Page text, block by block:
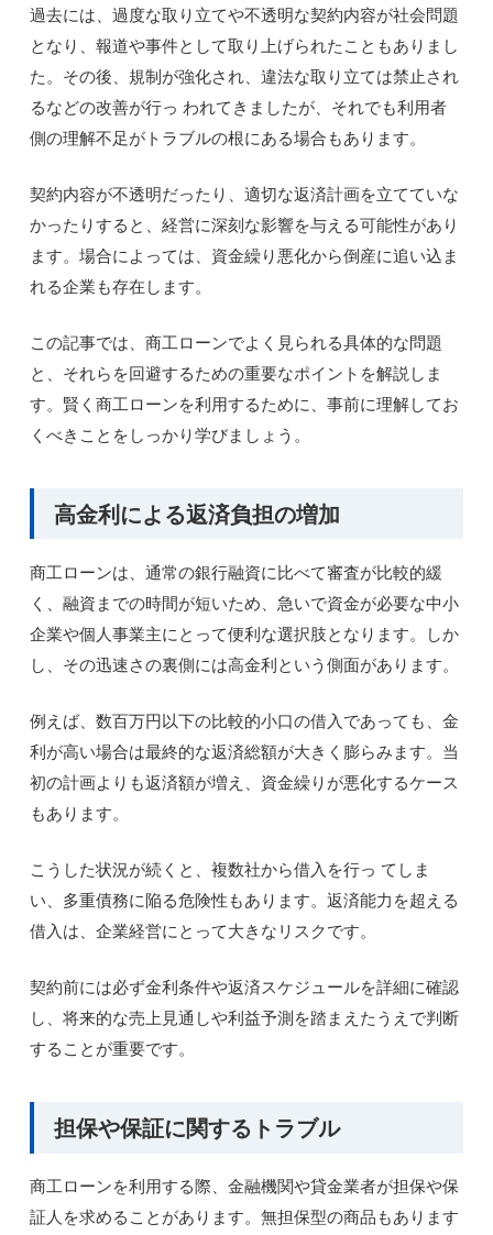
過去には、過度な取り立てや不透明な契約内容が社会問題
となり、報道や事件として取り上げられたこともありまし
た。その後、規制が強化され、違法な取り立ては禁止され
るなどの改善が行っ われてきましたが、それでも利用者
側の理解不足がトラブルの根にある場合もあります。
契約内容が不透明だったり、適切な返済計画を立てていな
かったりすると、経営に深刻な影響を与える可能性があり
ます。場合によっては、資金繰り悪化から倒産に追い込ま
れる企業も存在します。
この記事では、商工ローンでよく見られる具体的な問題
と、それらを回避するための重要なポイントを解説しま
す。賢く商工ローンを利用するために、事前に理解してお
くべきことをしっかり学びましょう。
高金利による返済負担の増加
商工ローンは、通常の銀行融資に比べて審査が比較的緩
く、融資までの時間が短いため、急いで資金が必要な中小
企業や個人事業主にとって便利な選択肢となります。しか
し、その迅速さの裏側には高金利という側面があります。
例えば、数百万円以下の比較的小口の借入であっても、金
利が高い場合は最終的な返済総額が大きく膨らみます。当
初の計画よりも返済額が増え、資金繰りが悪化するケース
もあります。
こうした状況が続くと、複数社から借入を行っ てしま
い、多重債務に陥る危険性もあります。返済能力を超える
借入は、企業経営にとって大きなリスクです。
契約前には必ず金利条件や返済スケジュールを詳細に確認
し、将来的な売上見通しや利益予測を踏まえたうえで判断
することが重要です。
担保や保証に関するトラブル
商工ローンを利用する際、金融機関や貸金業者が担保や保
証人を求めることがあります。無担保型の商品もあります